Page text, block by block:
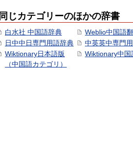
同じカテゴリーのほかの辞書
白水社 中国語辞典
日中中日専門用語辞典
Wiktionary日本語版
（中国語カテゴリ）
Weblio中国語
中英英中専門
Wiktionary中国